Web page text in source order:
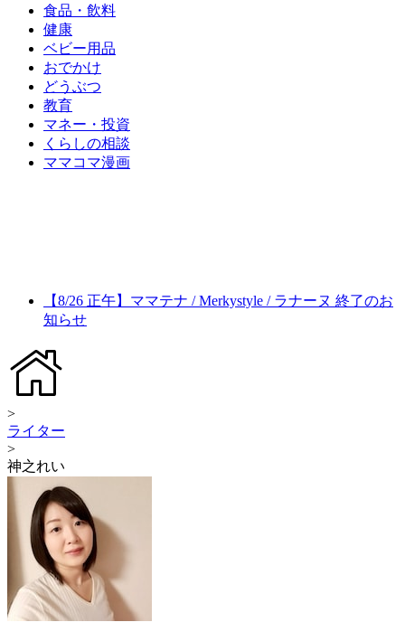
食品・飲料
健康
ベビー用品
おでかけ
どうぶつ
教育
マネー・投資
くらしの相談
ママコマ漫画
【8/26 正午】ママテナ / Merkystyle / ラナーヌ 終了のお
知らせ
>
ライター
>
神之れい